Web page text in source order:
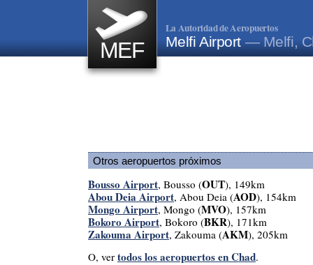
MEF
La Autoridad de Aeropuertos
Melfi Airport— Melfi,
Otros aeropuertos próximos
Bousso Airport, Bousso (OUT), 149km
Abou Deia Airport, Abou Deia (AOD), 154km
Mongo Airport, Mongo (MVO), 157km
Bokoro Airport, Bokoro (BKR), 171km
Zakouma Airport, Zakouma (AKM), 205km
O, ver todos los aeropuertos en Chad.